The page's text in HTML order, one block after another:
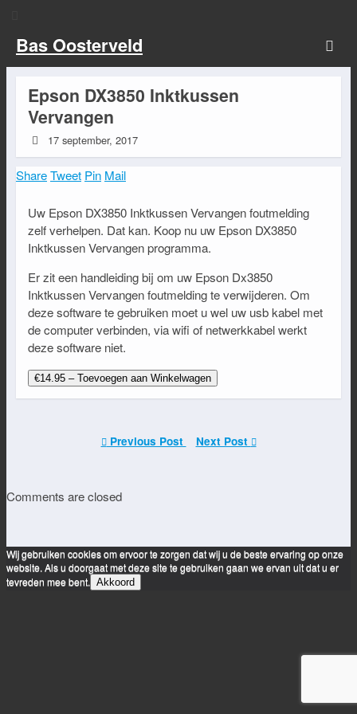
Bas Oosterveld
Epson DX3850 Inktkussen
Vervangen
17 september, 2017
ShareTweet Pin Mail
Uw Epson DX3850 Inktkussen Vervangen foutmelding
zelf verhelpen. Dat kan. Koop nu uw Epson DX3850
Inktkussen Vervangen programma.
Er zit een handleiding bij om uw Epson Dx3850
Inktkussen Vervangen foutmelding te verwijderen. Om
deze software te gebruiken moet u wel uw usb kabel met
de computer verbinden, via wifi of netwerkkabel werkt
deze software niet.
€14.95 – Toevoegen aan Winkelwagen
Previous Post Next Post
Comments are closed
Wij gebruiken cookies om ervoor te zorgen dat wij u de beste ervaring op onze
website. Als u doorgaat met deze site te gebruiken gaan we ervan uit dat u er
tevreden mee bent. Akkoord